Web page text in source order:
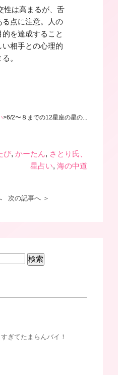
高まるが、舌
点に注意。人の
を達成すること
相手との心理的
。
>6/2〜８までの12星座の星の...
び, かーたん, さとり氏、
星占い,海の中道
次の記事へ ＞
ぎてたまらんバイ！